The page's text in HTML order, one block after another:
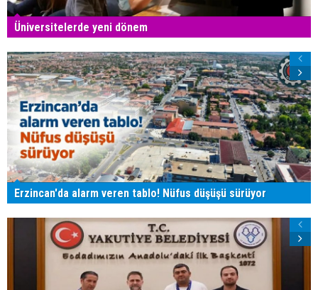
Üniversitelerde yeni dönem
Erzincan'da alarm veren tablo! Nüfus düşüşü sürüyor